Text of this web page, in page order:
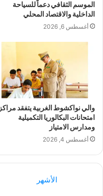
الموسم الثقافي دعماً للسياحة
الداخلية والاقتصاد المحلي
أغسطس 6, 2026
والي نواكشوط الغربية يتفقد مراكز
امتحانات البكالوريا التكميلية
ومدارس الامتياز
أغسطس 4, 2026
الأشهر